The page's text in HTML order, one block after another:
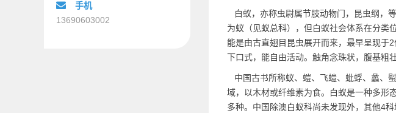
手机
13690603002
白蚁，亦称虫尉属节肢动物门，昆虫纲，
为蚁（见蚁总科），但白蚁社会体系在分类
能是由古直翅目昆虫展开而来，最早呈现于
下口式，能自由活动。触角念珠状，腹基粗
中国古书所称蚁、螘、飞螘、蚍蜉、蠡、
域，以木材或纤维素为食。白蚁是一种多形
多种。中国除澳白蚁科尚未发现外，其他4科